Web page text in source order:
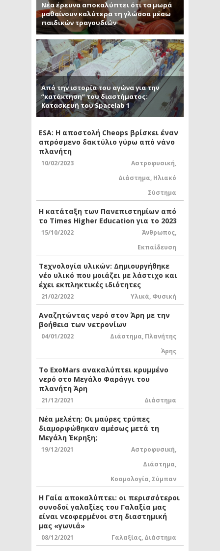
Νέα έρευνα αποκαλύπτει ότι τα μωρά
μαθαίνουν καλύτερα τη γλώσσα μέσω
παιδικών τραγουδιών
Από την ιστορία του αγώνα για την
“κατάκτηση” του διαστήματος:
Κατασκευή του Spacelab 1
ESA: Η αποστολή Cheops βρίσκει έναν
απρόσμενο δακτύλιο γύρω από νάνο
πλανήτη
10/02/2023 Αστροφυσική,
Διάστημα, Ηλιακό
Σύστημα
Η κατάταξη των Πανεπιστημίων από
το Times Higher Education για το 2023
15/10/2022 Άνθρωπος,
Εκπαίδευση
Τεχνολογία υλικών: Δημιουργήθηκε
νέο υλικό που μοιάζει με λάστιχο και
έχει εκπληκτικές ιδιότητες
21/02/2022 Υλικά, Φυσική
Αναζητώντας νερό στον Άρη με την
βοήθεια των νετρονίων
04/01/2022 Διάστημα, Πλανήτης
Άρης
Το ExoMars ανακαλύπτει κρυμμένο
νερό στο Μεγάλο Φαράγγι του
πλανήτη Άρη
21/12/2021 Διάστημα
Νέα μελέτη: Οι μαύρες τρύπες
διαμορφώθηκαν αμέσως μετά τη
Μεγάλη Έκρηξη;
19/12/2021 Αστροφυσική,
Διάστημα,
Κοσμολογία, Σύμπαν
Η Γαία αποκαλύπτει: οι περισσότεροι
συνοδοί γαλαξίες του Γαλαξία μας
είναι νεοφερμένοι στη διαστημική
μας «γωνιά»
08/12/2021 Γαλαξίας, Διάστημα